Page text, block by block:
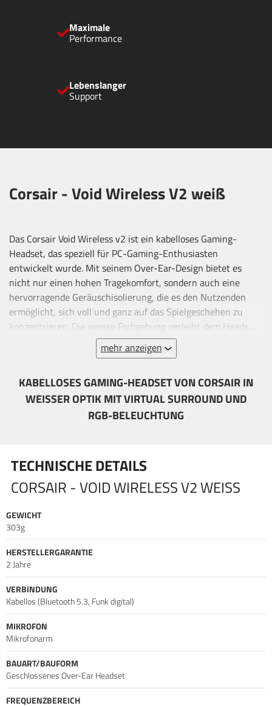
Maximale
Performance
Lebenslanger
Support
Corsair - Void Wireless V2 weiß
Das Corsair Void Wireless v2 ist ein kabelloses Gaming-
Headset, das speziell für PC-Gaming-Enthusiasten
entwickelt wurde. Mit seinem Over-Ear-Design bietet es
nicht nur einen hohen Tragekomfort, sondern auch eine
hervorragende Geräuschisolierung, die es den Nutzenden
ermöglicht, sich voll und ganz auf das Spielgeschehen zu
konzentrieren. Die weisse Farbgebung verleiht dem Headset
ein modernes und ansprechendes Aussehen, das sich gut in
verschiedene Gaming-Setups integrieren lässt. Ausgestattet
VOID Wireless v2 eine flexible Bewegungsfreiheit ohne
störende Kabel. Die Verbindung erfolgt über USB-C, was eine
schnelle und zuverlässige Datenübertragung gewährleistet.
Handhabung und eine ansprechende Klangqualität, die das
Spielerlebnis bereichert.
mehr anzeigen
KABELLOSES GAMING-HEADSET VON CORSAIR IN
WEISSER OPTIK MIT VIRTUAL SURROUND UND
RGB-BELEUCHTUNG
TECHNISCHE DETAILS
CORSAIR - VOID WIRELESS V2 WEISS
GEWICHT
303g
HERSTELLERGARANTIE
2 Jahre
VERBINDUNG
Kabellos (Bluetooth 5.3, Funk digital)
MIKROFON
Mikrofonarm
BAUART/BAUFORM
Geschlossenes Over-Ear Headset
FREQUENZBEREICH